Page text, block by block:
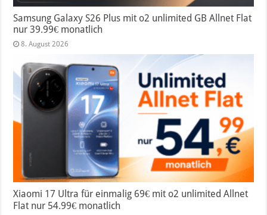
Samsung Galaxy S26 Plus mit o2 unlimited GB Allnet Flat
nur 39.99€ monatlich
8. August 2026
Xiaomi 17 Ultra für einmalig 69€ mit o2 unlimited Allnet
Flat nur 54.99€ monatlich